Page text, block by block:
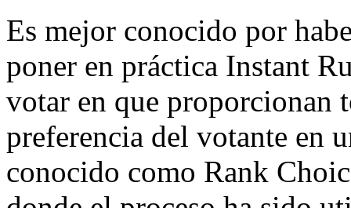
Es mejor conocido por
poner en práctica Instant
votar en que proporcionan
preferencia del votante en
conocido como Rank